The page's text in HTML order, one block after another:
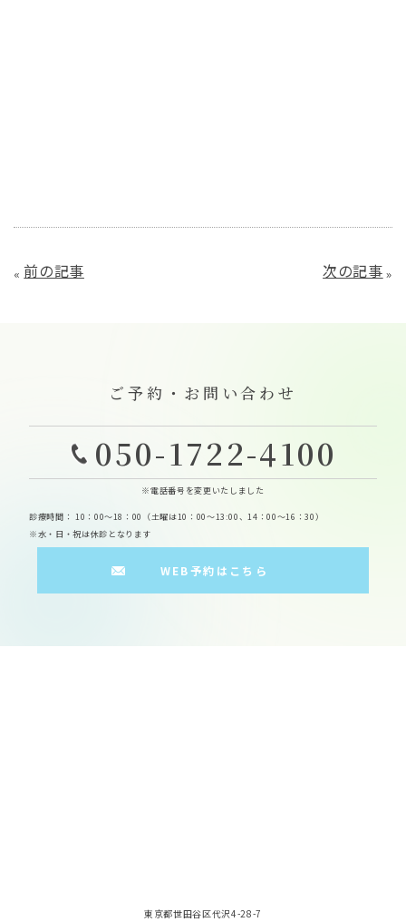
«前の記事 次の記事»
ご予約・お問い合わせ
050-1722-4100
※電話番号を変更いたしました
診療時間： 10：00～18：00（土曜は10：00～13:00、14：00～16：30）
※水・日・祝は休診となります
WEB予約はこちら
東京都世田谷区代沢4-28-7